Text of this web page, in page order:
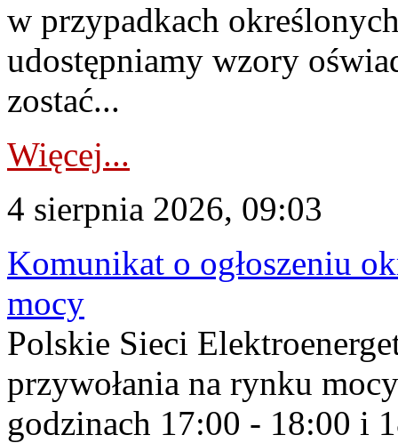
w przypadkach
udostępniamy wzory
zostać...
Więcej...
4 sierpnia 2026, 09:03
Komunikat o ogłoszeniu
mocy
Polskie Sieci
przywołania na rynku
godzinach 17:00 - 18:00 i